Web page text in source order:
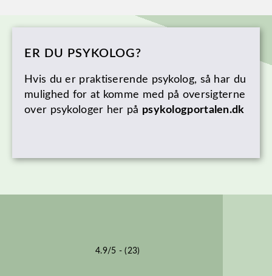
ER DU PSYKOLOG?
Hvis du er praktiserende psykolog, så har du
mulighed for at komme med på oversigterne
over psykologer her på psykologportalen.dk
4.9/5 - (23)